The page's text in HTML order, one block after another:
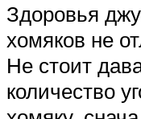
Здоровья
хомяков не
Не стоит
количество